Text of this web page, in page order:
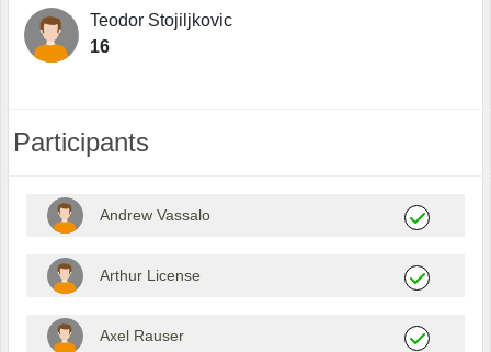
Teodor Stojiljkovic
16
Participants
Andrew Vassalo
Arthur License
Axel Rauser